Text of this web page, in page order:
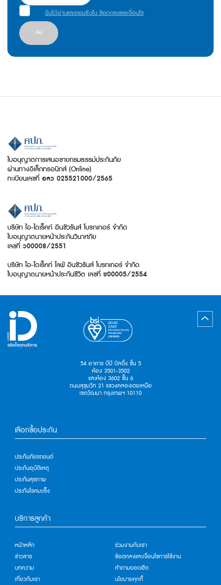
ฉันได้อ่านและยอมรับใน ข้อตกลงและเงื่อนไข
ส่ง
ใบอนุญาตการเสนอขายกรมธรรม์ประกันภัย
ผ่านทางอิเล็กทรอนิกส์ (Online)
ทะเบียนเลขที่ อลว 025521000/2565
บริษัท ไอ-ไดเร็คท์ อินชัวรันส์ โบรกเกอร์ จำกัด
ใบอนุญาตนายหน้าประกันวินาศภัย
เลขที่ ว00008/2551
บริษัท ไอ-ไดเร็คท์ ไลฟ์ อินชัวรันส์ โบรกเกอร์ จำกัด
ใบอนุญาตนายหน้าประกันชีวิต เลขที่ ช00005/2554
54 อาคาร บีบี บิลดิ้ง ชั้น 5
ห้อง 3501-3502
และห้อง 3602 ชั้น 6
ถนนสุขุมวิท 21 แขวงคลองเตยเหนือ
เขตวัฒนา กรุงเทพฯ 10110
เลือกซื้อประกัน
ประกันภัยรถยนต์
ประกันอุบัติเหตุ
ประกันสุขภาพ
ประกันโรคมะเร็ง
บริการลูกค้า
หน้าหลัก
ข่าวสาร
บทความ
เกี่ยวกับเรา
ร่วมงานกับเรา
ข้อตกลงและเงื่อนไขการใช้งาน
คำถามยอดฮิต
นโยบายคุกกี้